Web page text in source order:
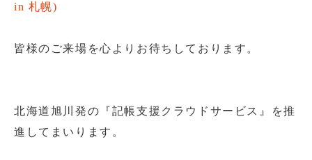
in 札幌)
皆様のご来場を心よりお待ちしております。
北海道旭川発の『記帳支援クラウドサービス』を推
進してまいります。